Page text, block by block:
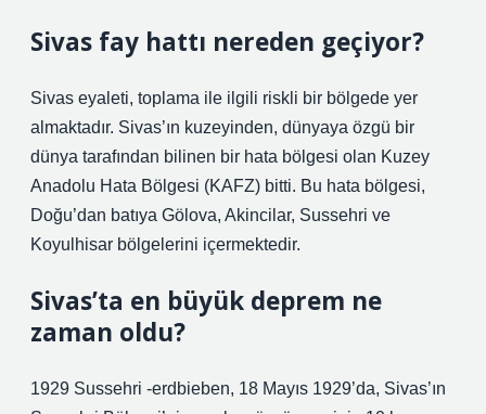
Sivas fay hattı nereden geçiyor?
Sivas eyaleti, toplama ile ilgili riskli bir bölgede yer
almaktadır. Sivas’ın kuzeyinden, dünyaya özgü bir
dünya tarafından bilinen bir hata bölgesi olan Kuzey
Anadolu Hata Bölgesi (KAFZ) bitti. Bu hata bölgesi,
Doğu’dan batıya Gölova, Akincilar, Sussehri ve
Koyulhisar bölgelerini içermektedir.
Sivas’ta en büyük deprem ne
zaman oldu?
1929 Sussehri -erdbieben, 18 Mayıs 1929’da, Sivas’ın